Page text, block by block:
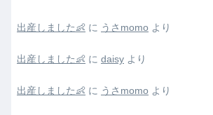
出産しました👶 に うさmomo より
出産しました👶 に daisy より
出産しました👶 に うさmomo より